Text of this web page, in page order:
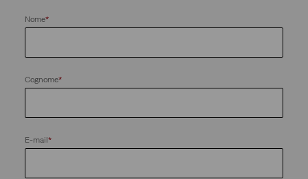
Nome*
Cognome*
E-mail*